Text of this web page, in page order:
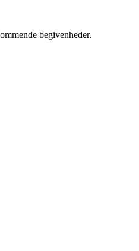
begivenheder.